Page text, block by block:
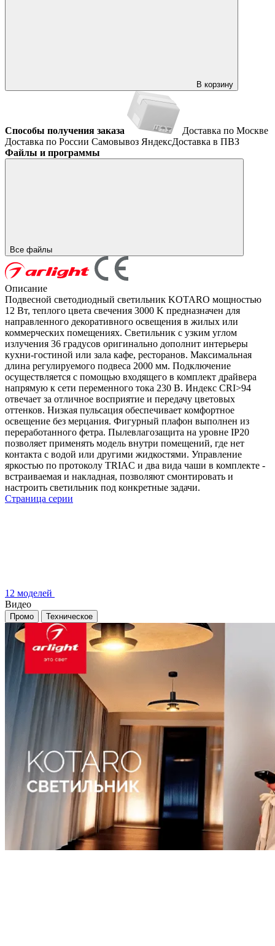
В корзину
Способы получения заказа
Доставка по Москве
Доставка по России Самовывоз ЯндексДоставка в ПВЗ
Файлы и программы
Все файлы
Описание
Подвесной светодиодный светильник KOTARO мощностью
12 Вт, теплого цвета свечения 3000 K предназначен для
направленного декоративного освещения в жилых или
коммерческих помещениях. Светильник с узким углом
излучения 36 градусов оригинально дополнит интерьеры
кухни-гостиной или зала кафе, ресторанов. Максимальная
длина регулируемого подвеса 2000 мм. Подключение
осуществляется с помощью входящего в комплект драйвера
напрямую к сети переменного тока 230 В. Индекс CRI>94
отвечает за отличное восприятие и передачу цветовых
оттенков. Низкая пульсация обеспечивает комфортное
освещение без мерцания. Фигурный плафон выполнен из
переработанного фетра. Пылевлагозащита на уровне IP20
позволяет применять модель внутри помещений, где нет
контакта с водой или другими жидкостями. Управление
яркостью по протоколу TRIAC и два вида чаши в комплекте -
встраиваемая и накладная, позволяют смонтировать и
настроить светильник под конкретные задачи.
Страница серии
12 моделей
Видео
Промо Техническое